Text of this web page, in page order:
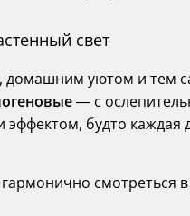
свет
домашним уютом и тем
— с
будто каждая
смотреться